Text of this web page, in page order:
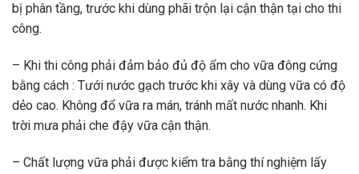
bị phân tầng, trước khi dùng phãi trộn lại cận thận tại cho thi
công.
– Khi thi công phải đảm bảo đủ độ ẩm cho vữa đông cứng
bằng cách : Tưới nước gạch trước khi xây và dùng vữa có độ
dẻo cao. Không đổ vữa ra mán, tránh mất nước nhanh. Khi
trời mưa phải che đậy vữa cận thận.
– Chất lượng vữa phải được kiểm tra bằng thí nghiệm lấy